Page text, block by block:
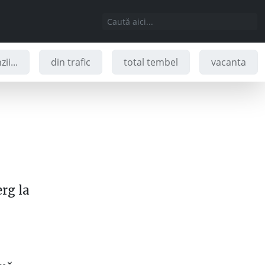
din trafic total tembel vacanta
la